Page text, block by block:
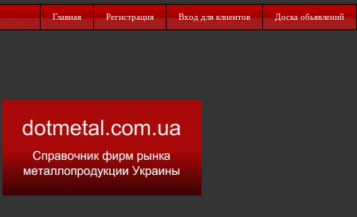
Главная Регистрация Вход для клиентов Доска обьявлений